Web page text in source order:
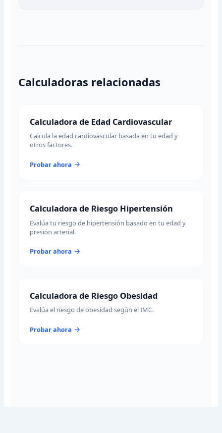
Calculadoras relacionadas
Calculadora de Edad Cardiovascular
Calcula la edad cardiovascular basada en tu edad y
otros factores.
Probar ahora
Calculadora de Riesgo Hipertensión
Evalúa tu riesgo de hipertensión basado en tu edad y
presión arterial.
Probar ahora
Calculadora de Riesgo Obesidad
Evalúa el riesgo de obesidad según el IMC.
Probar ahora